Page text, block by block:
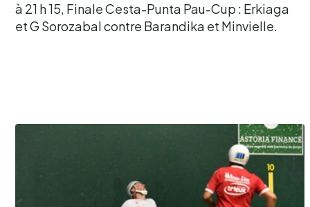
à 21 h 15, Finale Cesta-Punta Pau-Cup : Erkiaga
et G Sorozabal contre Barandika et Minvielle.